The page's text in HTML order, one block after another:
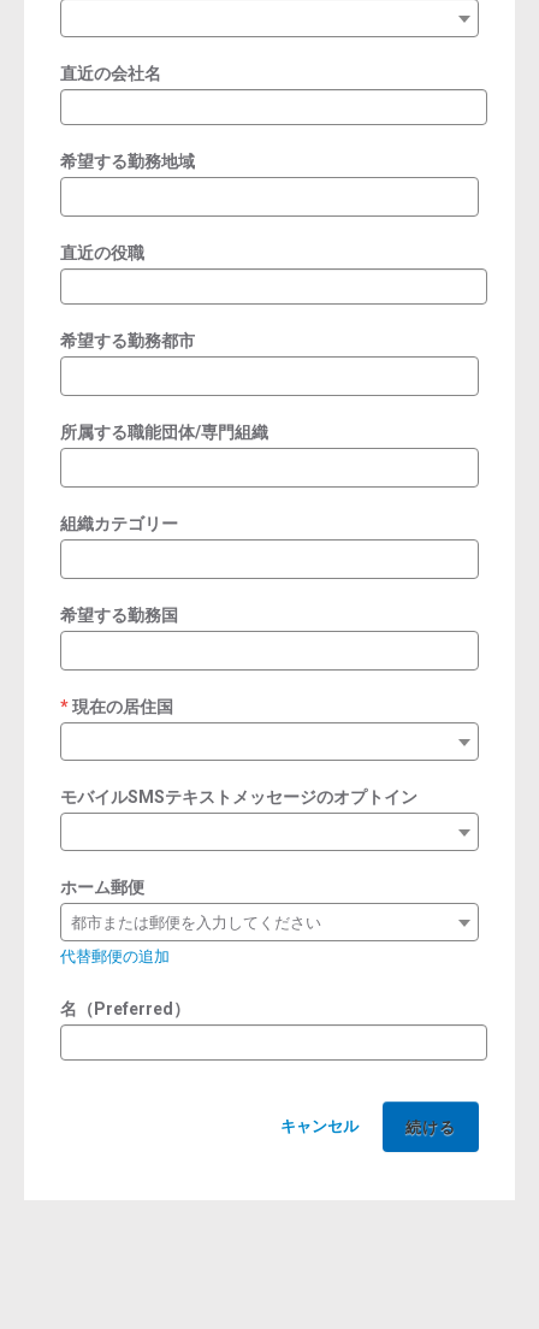
直近の会社名
希望する勤務地域
直近の役職
希望する勤務都市
所属する職能団体/専門組織
組織カテゴリー
希望する勤務国
現在の居住国
required
モバイルSMSテキストメッセージのオプトイン
ホーム郵便
都市または郵便を入力してください
代替郵便の追加
名（Preferred）
キャンセル